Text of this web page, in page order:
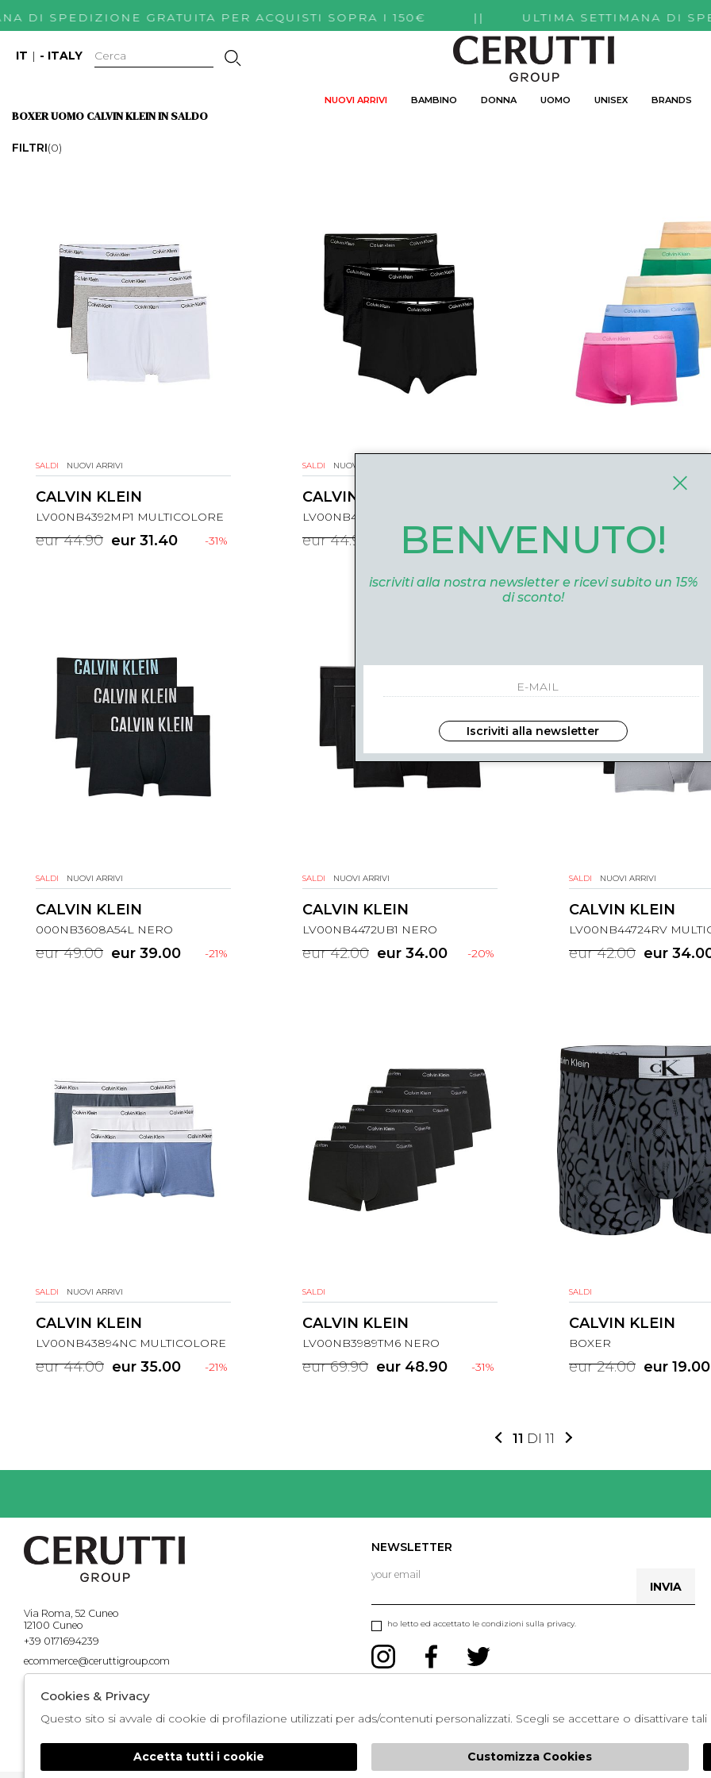
DI SPEDIZIONE GRATUITA PER ACQUISTI SOPRA I 150€ || ULTIMA SETTIMANA DI
IT | - ITALY
NUOVI ARRIVI BAMBINO DONNA UOMO UNISEX BRANDS
BOXER UOMO CALVIN KLEIN IN SALDO
FILTRI(0)
SALDI NUOVI ARRIVI
CALVIN KLEIN
LV00NB4392MP1 MULTICOLORE
eur 44.90 -31%
eur 31.40
SALDI NUOVI ARRIVI
CALVIN KLEIN
LV00NB4392TM6 NERO
eur 44.90 -31%
eur 31.40 eur 69.00 eur
SALDI NUOVI ARRIVI
CALVIN KLEIN
000NB3608A54L NERO
eur 49.00 -21%
eur 39.00
SALDI NUOVI ARRIVI
CALVIN KLEIN
LV00NB4472UB1 NERO
eur 42.00 -20%
eur 34.00
SALDI NUOVI ARRIVI
CALVIN KLEIN
LV00NB44724RV
eur 42.00 eur
SALDI NUOVI ARRIVI
CALVIN KLEIN
LV00NB43894NC MULTICOLORE
eur 44.00 -21%
eur 35.00
SALDI
CALVIN KLEIN
LV00NB3989TM6 NERO
eur 69.90 -31%
eur 48.90
SALDI
CALVIN KLEIN
BOXER
eur 24.00 eur 19.00
11 DI 11
Via Roma, 52 Cuneo
12100 Cuneo
+39 0171694239
ecommerce@ceruttigroup.com
NEWSLETTER
ho letto ed accettato le condizioni sulla privacy.
INVIA
BENVENUTO!
iscriviti alla nostra newsletter e ricevi subito un 15%
di sconto!
Iscriviti alla newsletter
Cookies & Privacy
Questo sito si avvale di cookie di profilazione utilizzati per ads/contenuti personalizzati. Scegli se accettare o disattivare
Accetta tutti i cookie Customizza Cookies